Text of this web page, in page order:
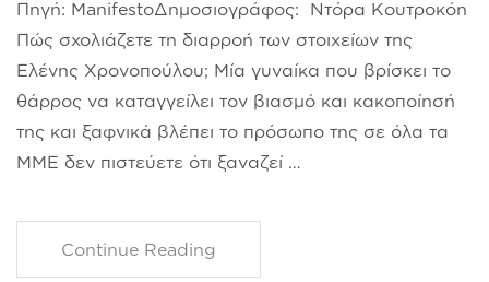
Πηγή: ManifestoΔημοσιογράφος: Ντόρα Κουτροκόη
Πώς σχολιάζετε τη διαρροή των στοιχείων της
Ελένης Χρονοπούλου; Μία γυναίκα που βρίσκει το
θάρρος να καταγγείλει τον βιασμό και κακοποίησή
της και ξαφνικά βλέπει το πρόσωπο της σε όλα τα
ΜΜΕ δεν πιστεύετε ότι ξαναζεί …
Continue Reading